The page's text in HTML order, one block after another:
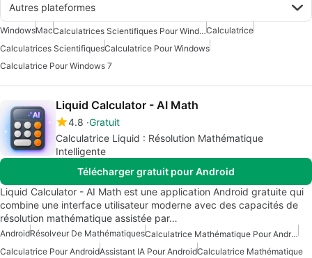
Autres plateformes
WindowsMac Calculatrices Scientifiques Pour WindowsCalculatrice
Calculatrices ScientifiquesCalculatrice Pour Windows
Calculatrice Pour Windows 7
Liquid Calculator - AI Math
4.8 Gratuit
Calculatrice Liquid : Résolution Mathématique
Intelligente
Télécharger gratuit pour Android
Liquid Calculator - AI Math est une application Android gratuite qui
combine une interface utilisateur moderne avec des capacités de
résolution mathématique assistée par…
AndroidRésolveur De Mathématiques
Calculatrice Mathématique Pour Android
Calculatrice Pour AndroidAssistant IA Pour AndroidCalculatrice Mathématique